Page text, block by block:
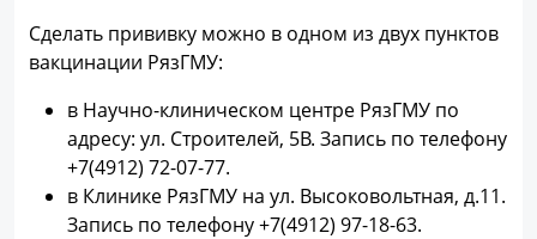
Сделать прививку можно в одном из двух пунктов
вакцинации РязГМУ:
в Научно-клиническом центре РязГМУ по
адресу: ул. Строителей, 5В. Запись по телефону
+7(4912) 72-07-77.
в Клинике РязГМУ на ул. Высоковольтная, д.11.
Запись по телефону +7(4912) 97-18-63.